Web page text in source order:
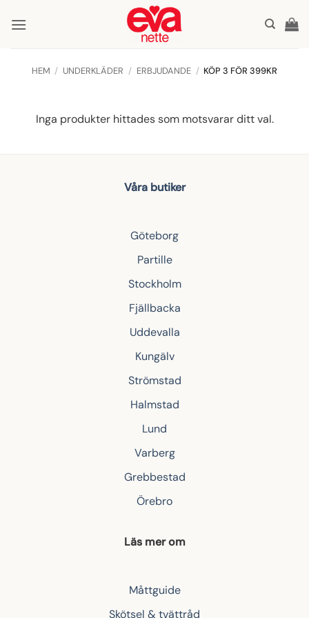
HEM / UNDERKLÄDER / ERBJUDANDE / KÖP 3 FÖR 399KR
Inga produkter hittades som motsvarar ditt val.
Våra butiker
Göteborg
Partille
Stockholm
Fjällbacka
Uddevalla
Kungälv
Strömstad
Halmstad
Lund
Varberg
Grebbestad
Örebro
Läs mer om
Måttguide
Skötsel & tvättråd